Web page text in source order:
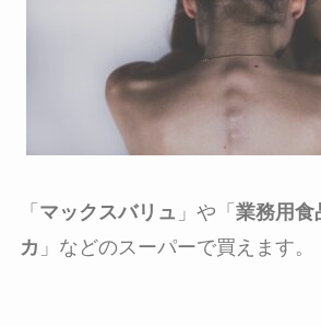
「 マックスバリュ 」や「 業務用食
カ 」などのスーパーで買えます。